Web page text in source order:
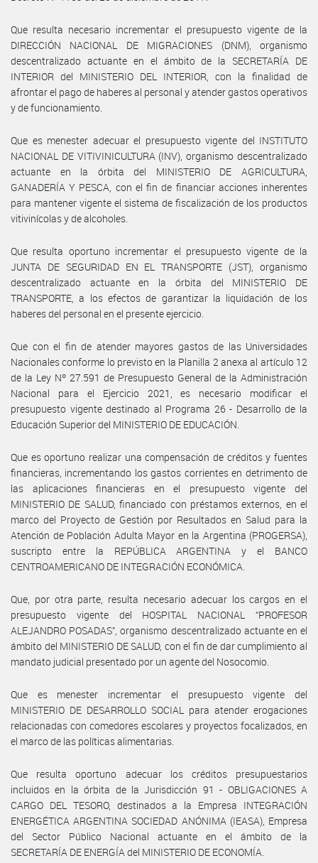
Que resulta necesario incrementar el presupuesto vigente de la
DIRECCIÓN NACIONAL DE MIGRACIONES (DNM), organismo
descentralizado actuante en el ámbito de la SECRETARÍA DE
INTERIOR del MINISTERIO DEL INTERIOR, con la finalidad de
afrontar el pago de haberes al personal y atender gastos operativos
y de funcionamiento.
Que es menester adecuar el presupuesto vigente del INSTITUTO
NACIONAL DE VITIVINICULTURA (INV), organismo descentralizado
actuante en la órbita del MINISTERIO DE AGRICULTURA,
GANADERÍA Y PESCA, con el fin de financiar acciones inherentes
para mantener vigente el sistema de fiscalización de los productos
vitivinícolas y de alcoholes.
Que resulta oportuno incrementar el presupuesto vigente de la
JUNTA DE SEGURIDAD EN EL TRANSPORTE (JST), organismo
descentralizado actuante en la órbita del MINISTERIO DE
TRANSPORTE, a los efectos de garantizar la liquidación de los
haberes del personal en el presente ejercicio.
Que con el fin de atender mayores gastos de las Universidades
Nacionales conforme lo previsto en la Planilla 2 anexa al artículo 12
de la Ley Nº 27.591 de Presupuesto General de la Administración
Nacional para el Ejercicio 2021, es necesario modificar el
presupuesto vigente destinado al Programa 26 - Desarrollo de la
Educación Superior del MINISTERIO DE EDUCACIÓN.
Que es oportuno realizar una compensación de créditos y fuentes
financieras, incrementando los gastos corrientes en detrimento de
las aplicaciones financieras en el presupuesto vigente del
MINISTERIO DE SALUD, financiado con préstamos externos, en el
marco del Proyecto de Gestión por Resultados en Salud para la
Atención de Población Adulta Mayor en la Argentina (PROGERSA),
suscripto entre la REPÚBLICA ARGENTINA y el BANCO
CENTROAMERICANO DE INTEGRACIÓN ECONÓMICA.
Que, por otra parte, resulta necesario adecuar los cargos en el
presupuesto vigente del HOSPITAL NACIONAL “PROFESOR
ALEJANDRO POSADAS”, organismo descentralizado actuante en el
ámbito del MINISTERIO DE SALUD, con el fin de dar cumplimiento al
mandato judicial presentado por un agente del Nosocomio.
Que es menester incrementar el presupuesto vigente del
MINISTERIO DE DESARROLLO SOCIAL para atender erogaciones
relacionadas con comedores escolares y proyectos focalizados, en
el marco de las políticas alimentarias.
Que resulta oportuno adecuar los créditos presupuestarios
incluidos en la órbita de la Jurisdicción 91 - OBLIGACIONES A
CARGO DEL TESORO, destinados a la Empresa INTEGRACIÓN
ENERGÉTICA ARGENTINA SOCIEDAD ANÓNIMA (IEASA), Empresa
del Sector Público Nacional actuante en el ámbito de la
SECRETARÍA DE ENERGÍA del MINISTERIO DE ECONOMÍA.